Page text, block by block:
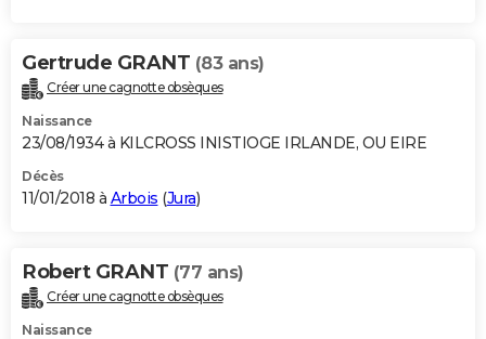
Gertrude GRANT (83 ans)
Créer une cagnotte obsèques
Naissance
23/08/1934 à KILCROSS INISTIOGE IRLANDE, OU EIRE
Décès
11/01/2018 à Arbois (Jura)
Robert GRANT (77 ans)
Créer une cagnotte obsèques
Naissance